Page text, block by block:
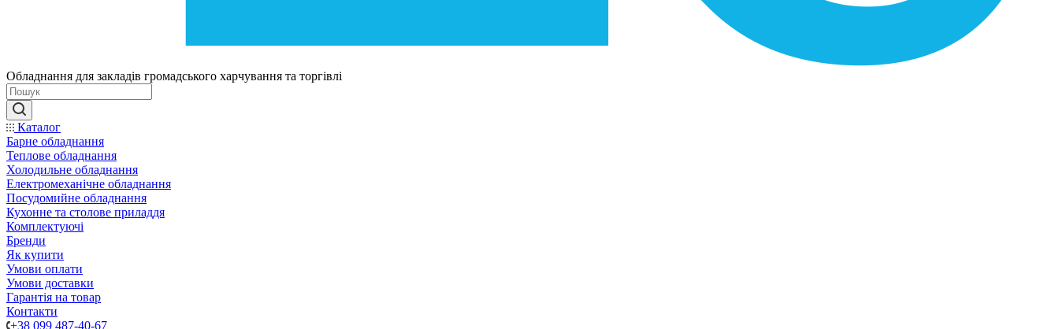
Обладнання для закладів громадського харчування та торгівлі
Каталог
Барне обладнання
Теплове обладнання
Холодильне обладнання
Електромеханічне обладнання
Посудомийне обладнання
Кухонне та столове приладдя
Комплектуючі
Бренди
Як купити
Умови оплати
Умови доставки
Гарантія на товар
Контакти
+38 099 487-40-67